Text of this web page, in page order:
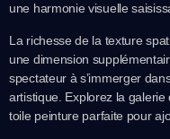
une harmonie visuelle
La richesse de la texture
une dimension
spectateur à s’immerger
artistique. Explorez la galerie
toile peinture parfaite pour